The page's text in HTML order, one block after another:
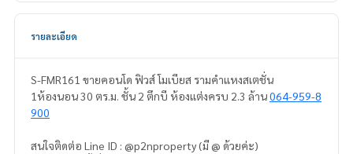
รายละเอียด
S-FMR161 ขายคอนโด ฟิวส์ โมเบียส รามคำแหงสเตชั่น
1ห้องนอน 30 ตร.ม. ชั้น 2 ตึกบี ห้องแต่งครบ 2.3 ล้าน064-959-8
900
สนใจติดต่อ Line ID : @p2nproperty (มี @ ด้วยค่ะ)